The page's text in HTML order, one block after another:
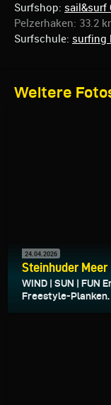
Surfshop: sail&surf
Pelzerhaken: 33.2
Surfschule: surfing
Weitere
24.04.2026
Steinhuder Meer
WIND | SUN | FUN
Freestyle-Planken.